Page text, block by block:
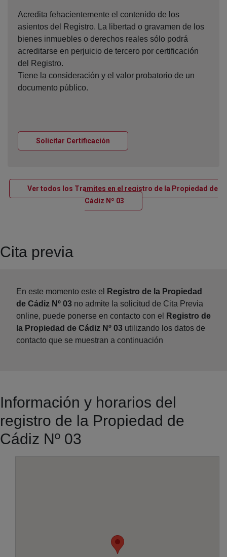
Acredita fehacientemente el contenido de los
asientos del Registro. La libertad o gravamen de los
bienes inmuebles o derechos reales sólo podrá
acreditarse en perjuicio de tercero por certificación
del Registro.
Tiene la consideración y el valor probatorio de un
documento público.
Solicitar Certificación
Ver todos los Tramites en el registro de la Propiedad de
Cádiz Nº 03 Ventana nueva
Cita previa
En este momento este el
Registro de la Propiedad
de Cádiz Nº 03 no admite la solicitud de Cita Previa
online, puede ponerse en contacto con el
Registro de
la Propiedad de Cádiz Nº 03 utilizando los datos de
contacto que se muestran a continuación
Información y horarios del
registro de la Propiedad de
Cádiz Nº 03